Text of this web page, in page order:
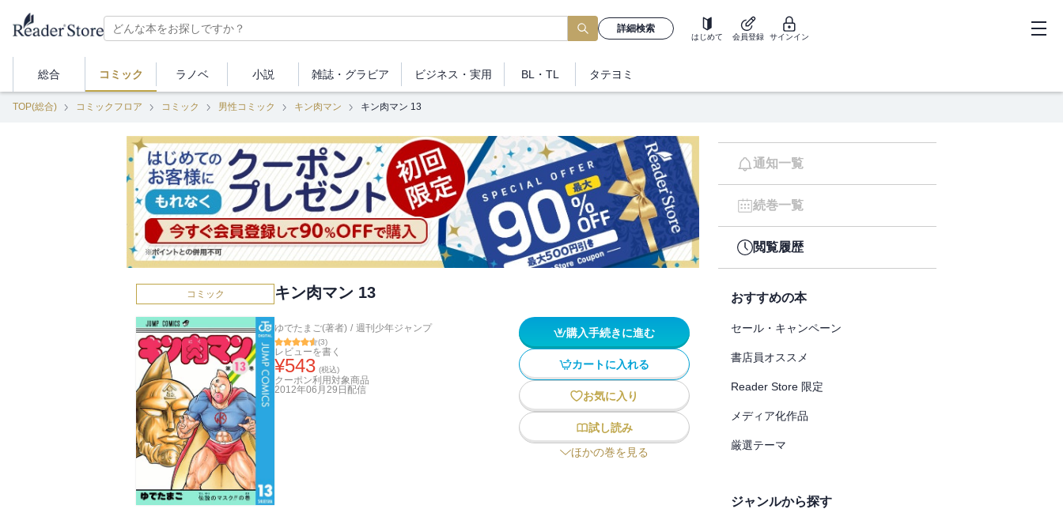
詳細検索
はじめて 会員登録 サインイン
総合 コミック ラノベ 小説 雑誌・ グラビア ビジネス ・実用 BL・TL タテヨミ
TOP(総合) コミックフロア コミック 男性コミック キン肉マン キン肉マン 13
コミック キン肉マン 13
ゆでたまご(著者) / 週刊少年ジャンプ
(3)
レビューを書く
¥543 (税込)
クーポン利用対象商品
2012年06月29日 配信
購入手続きに進む
カートに入れる
お気に入り
試し読み
ほかの巻を見る
通知一覧
続巻一覧
閲覧履歴
おすすめの本
セール・キャンペーン
書店員オススメ
Reader Store 限定
メディア化作品
厳選テーマ
ジャンルから探す